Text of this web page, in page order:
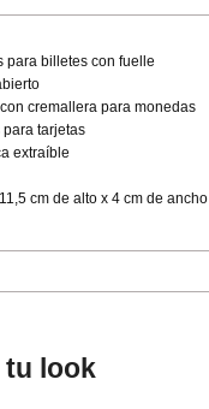
para billetes con fuelle
cremallera para monedas
para tarjetas
extraíble
cm de alto x 4 cm de ancho
tu look